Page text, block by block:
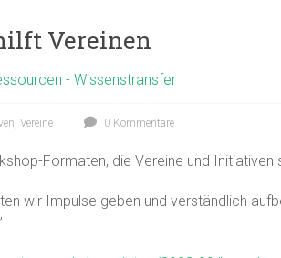
Vereinen
- Wissenstransfer
, Vereine 0 Kommentare
Formaten, die Vereine und
wir Impulse geben und verständlich